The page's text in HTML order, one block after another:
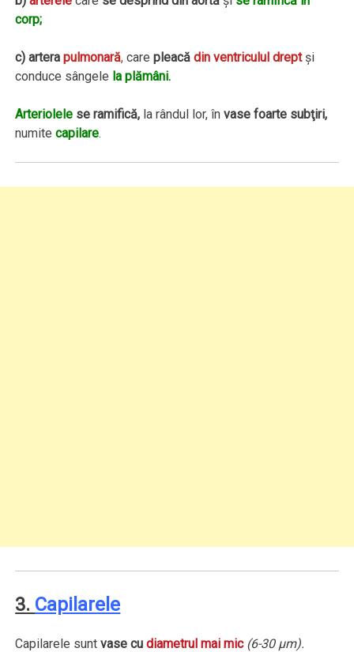
corp;
c) arterapulmonară, carepleacădin ventriculul dreptşi
conduce sângele la plămâni.
Arteriolele se ramifică, la rândul lor, învase foarte subţiri,
numitecapilare.
3. Capilarele
Capilarele suntvase cudiametrul mai mic (6-30 µm).